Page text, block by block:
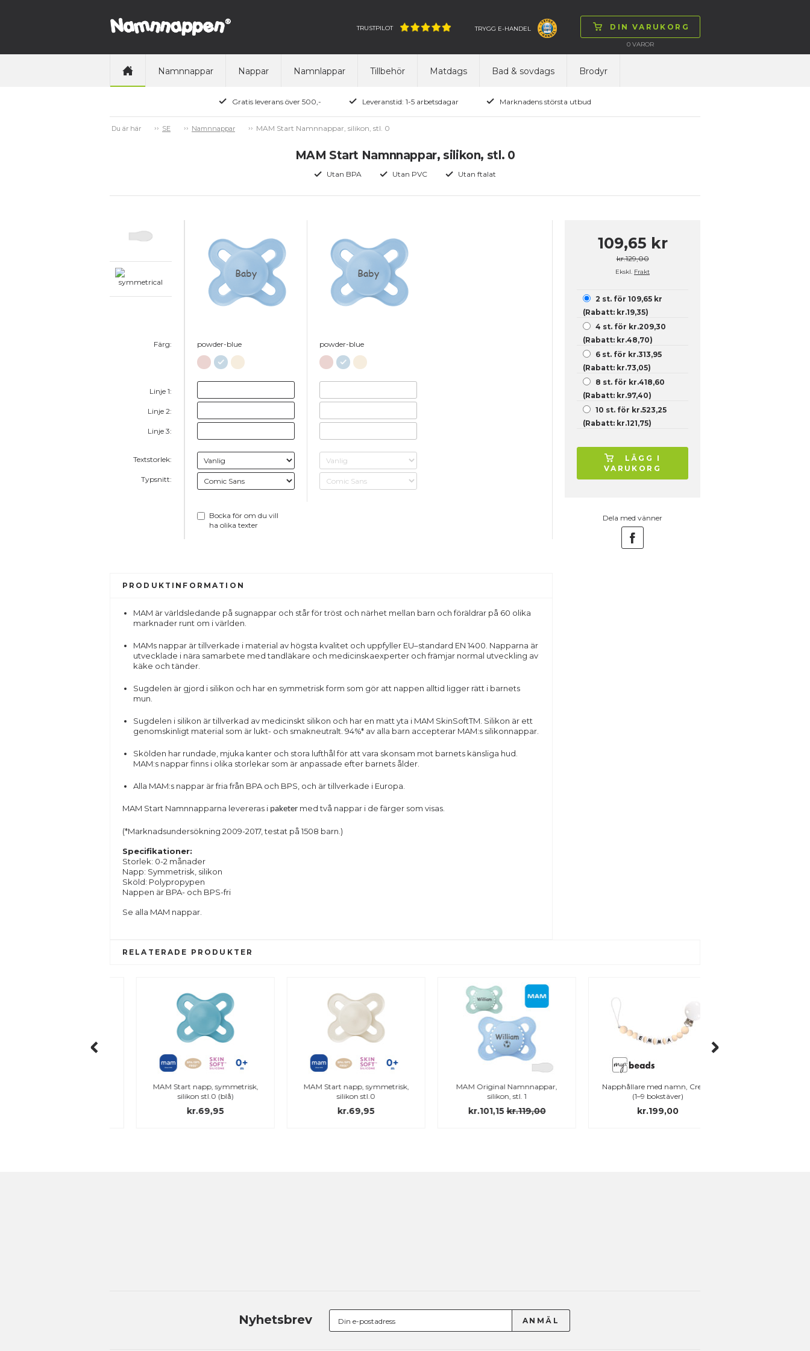
DIN VARUKORG
0VAROR
TRUSTPILOT TRYGG E-HANDEL
Namnnappar Nappar Namnlappar Tillbehör Matdags Bad & sovdags Brodyr
Gratis leverans över 500,- Leveranstid: 1-5 arbetsdagar Marknadens största utbud
Du är här SE Namnnappar MAM Start Namnnappar, silikon, stl. 0
MAM Start Namnnappar, silikon, stl. 0
Utan BPA Utan PVC Utan ftalat
Färg:
Linje 1:
Linje 2:
Linje 3:
Textstorlek:
Typsnitt:
Baby
powder-blue
Bocka för om du vill
ha olika texter
Baby
powder-blue
109,65 kr
kr.129,00
Ekskl. Frakt
2 st. för 109,65 kr
(Rabatt: kr.19,35)
4 st. för kr.209,30
(Rabatt: kr.48,70)
6 st. för kr.313,95
(Rabatt: kr.73,05)
8 st. för kr.418,60
(Rabatt: kr.97,40)
10 st. för kr.523,25
(Rabatt: kr.121,75)
LÄGG I
VARUKORG
Dela med vänner
PRODUKTINFORMATION
MAM är världsledande på sugnappar och står för tröst och närhet mellan barn och föräldrar på 60 olika
marknader runt om i världen.
MAMs nappar är tillverkade i material av högsta kvalitet och uppfyller EU–standard EN 1400. Napparna är
utvecklade i nära samarbete med tandläkare och medicinskaexperter och främjar normal utveckling av
käke och tänder.
Sugdelen är gjord i silikon och har en symmetrisk form som gör att nappen alltid ligger rätt i barnets
mun.
Sugdelen i silikon är tillverkad av medicinskt silikon och har en matt yta i MAM SkinSoftTM. Silikon är ett
genomskinligt material som är lukt- och smakneutralt. 94%* av alla barn accepterar MAM:s silikonnappar.
Skölden har rundade, mjuka kanter och stora lufthål för att vara skonsam mot barnets känsliga hud.
MAM:s nappar finns i olika storlekar som är anpassade efter barnets ålder.
Alla MAM:s nappar är fria från BPA och BPS, och är tillverkade i Europa.
MAM Start Namnnapparna levereras i paketer med två nappar i de färger som visas.
(*Marknadsundersökning 2009-2017, testat på 1508 barn.)
Specifikationer:
Storlek: 0-2 månader
Napp: Symmetrisk, silikon
Sköld: Polypropypen
Nappen är BPA- och BPS-fri
Se alla MAM nappar.
RELATERADE PRODUKTER
MAM Start napp, symmetrisk,
silikon stl.0 (blå)
kr.69,95
MAM Start napp, symmetrisk,
silikon stl.0
kr.69,95
MAM Original Namnnappar,
silikon, stl. 1
kr.101,15 kr.119,00
Napphållare med namn, Cream
(1–9 bokstäver)
kr.199,00
Nyhetsbrev